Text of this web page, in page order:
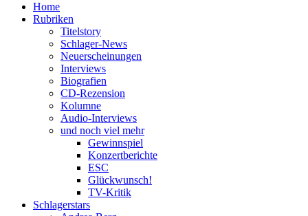
Home
Rubriken
Titelstory
Schlager-News
Neuerscheinungen
Interviews
Biografien
CD-Rezension
Kolumne
Audio-Interviews
und noch viel mehr
Gewinnspiel
Konzertberichte
ESC
Glückwunsch!
TV-Kritik
Schlagerstars